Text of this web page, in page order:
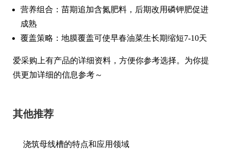
营养组合：苗期追加含氮肥料，后期改用磷钾肥促进
成熟
覆盖策略：地膜覆盖可使早春油菜生长期缩短7-10天
爱采购上有产品的详细资料，方便你参考选择。为你提
供更加详细的信息参考～
其他推荐
浇筑母线槽的特点和应用领域